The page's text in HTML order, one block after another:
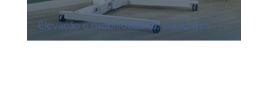
Elevação e mobilidade de pacientes